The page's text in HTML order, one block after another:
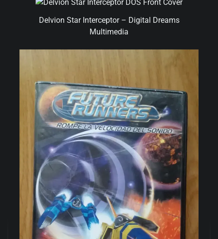
Delvion Star Interceptor – Digital Dreams
Multimedia